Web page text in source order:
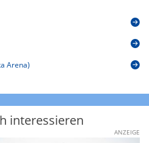
Arena)
interessieren
ANZEIGE